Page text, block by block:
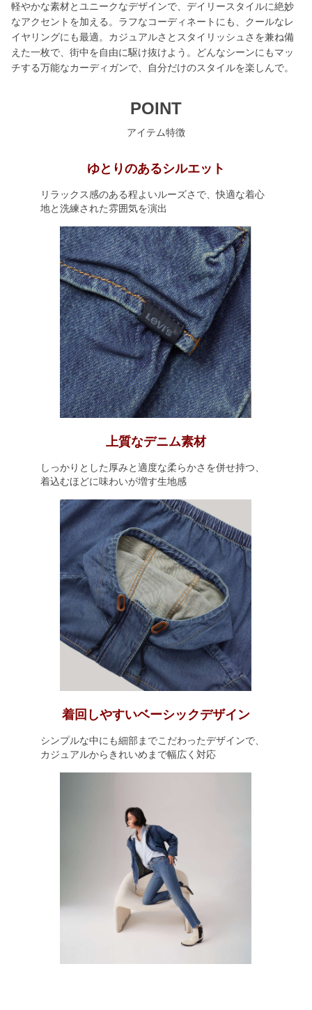
軽やかな素材とユニークなデザインで、デイリースタイルに絶妙
なアクセントを加える。ラフなコーディネートにも、クールなレ
イヤリングにも最適。カジュアルさとスタイリッシュさを兼ね備
えた一枚で、街中を自由に駆け抜けよう。どんなシーンにもマッ
チする万能なカーディガンで、自分だけのスタイルを楽しんで。
POINT
アイテム特徴
ゆとりのあるシルエット
リラックス感のある程よいルーズさで、快適な着心
地と洗練された雰囲気を演出
上質なデニム素材
しっかりとした厚みと適度な柔らかさを併せ持つ、
着込むほどに味わいが増す生地感
着回しやすいベーシックデザイン
シンプルな中にも細部までこだわったデザインで、
カジュアルからきれいめまで幅広く対応